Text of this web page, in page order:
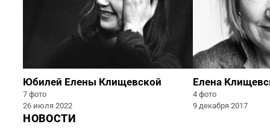
Юбилей Елены Клищевской
7 фото
26 июля 2022
Елена
4 фото
9 декабря 2017
НОВОСТИ